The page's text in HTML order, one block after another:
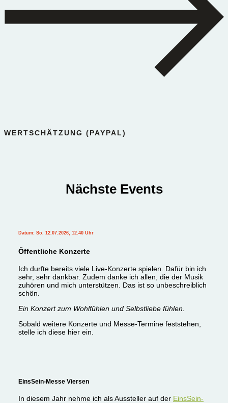
WERTSCHÄTZUNG (PAYPAL)
Nächste Events
Datum: So. 12.07.2026, 12.40 Uhr
Öffentliche Konzerte
Ich durfte bereits viele Live-Konzerte spielen. Dafür bin ich
sehr, sehr dankbar. Zudem danke ich allen, die der Musik
zuhören und mich unterstützen. Das ist so unbeschreiblich
schön.
Ein Konzert zum Wohlfühlen und Selbstliebe fühlen.
Sobald weitere Konzerte und Messe-Termine feststehen,
stelle ich diese hier ein.
EinsSein-Messe Viersen
In diesem Jahr nehme ich als Aussteller auf der EinsSein-